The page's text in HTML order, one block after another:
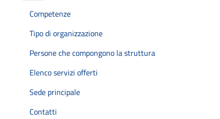
Competenze
Tipo di organizzazione
Persone che compongono la struttura
Elenco servizi offerti
Sede principale
Contatti